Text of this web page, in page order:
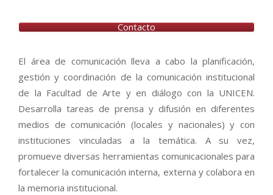
Contacto
El área de comunicación lleva a cabo la planificación,
gestión y coordinación de la comunicación institucional
de la Facultad de Arte y en diálogo con la UNICEN.
Desarrolla tareas de prensa y difusión en diferentes
medios de comunicación (locales y nacionales) y con
instituciones vinculadas a la temática. A su vez,
promueve diversas herramientas comunicacionales para
fortalecer la comunicación interna, externa y colabora en
la memoria institucional.